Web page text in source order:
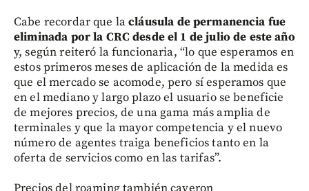
Cabe recordar que lacláusula de permanencia fue
eliminada por la CRC desde el 1 de julio de este año
y, según reiteró la funcionaria, “lo que esperamos en
estos primeros meses de aplicación de la medida es
que el mercado se acomode, pero sí esperamos que
en el mediano y largo plazo el usuario se beneficie
de mejores precios, de una gama más amplia de
terminales y que la mayor competencia y el nuevo
número de agentes traiga beneficios tanto en la
oferta de servicios como en las tarifas”.
Precios del roaming también cayeron